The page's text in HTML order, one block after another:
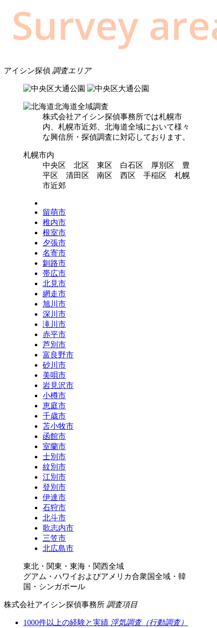
アイシン探偵 調査エリア
北海道全域調査
株式会社アイシン探偵事務所では札幌市
内、札幌市近郊、北海道全域において様々
な興信所・探偵調査に対応しております。
札幌市内
中央区 北区 東区 白石区 厚別区 豊
平区 清田区 南区 西区 手稲区 札幌
市近郊
留萌市
稚内市
根室市
夕張市
名寄市
釧路市
帯広市
北見市
網走市
旭川市
深川市
滝川市
赤平市
芦別市
富良野市
砂川市
美唄市
岩見沢市
小樽市
恵庭市
千歳市
苫小牧市
函館市
室蘭市
士別市
紋別市
江別市
登別市
伊達市
石狩市
北斗市
歌志内市
三笠市
北広島市
東北・関東・東海・関西全域
グアム・ハワイおよびアメリカ合衆国全域・韓
国・シンガポール
株式会社アイシン探偵事務所 調査項目
1000件以上の経験と実績 浮気調査（行動調査）